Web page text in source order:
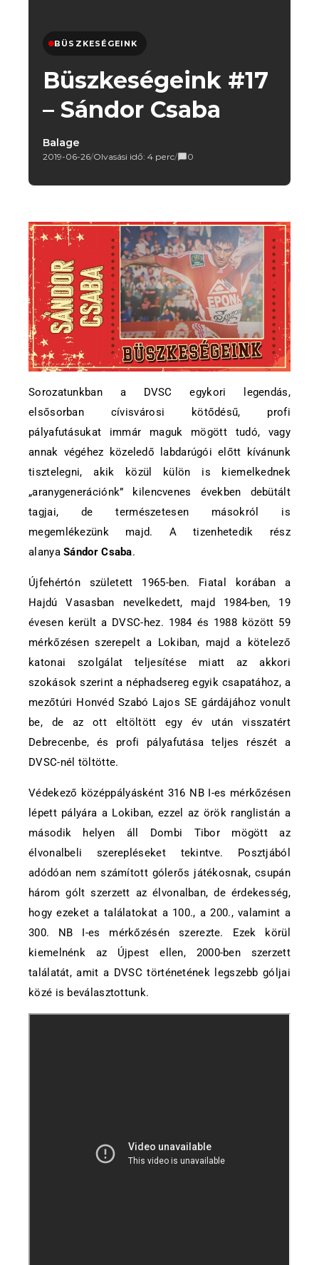
BÜSZKESÉGEINK
Büszkeségeink #17
– Sándor Csaba
Balage
2019-06-26/Olvasási idő: 4 perc/ 0
Sorozatunkban a DVSC egykori legendás,
elsősorban cívisvárosi kötődésű, profi
pályafutásukat immár maguk mögött tudó, vagy
annak végéhez közeledő labdarúgói előtt kívánunk
tisztelegni, akik közül külön is kiemelkednek
„aranygenerációnk” kilencvenes években debütált
tagjai, de természetesen másokról is
megemlékezünk majd. A tizenhetedik rész
alanyaSándor Csaba.
Újfehértón született 1965-ben. Fiatal korában a
Hajdú Vasasban nevelkedett, majd 1984-ben, 19
évesen került a DVSC-hez. 1984 és 1988 között 59
mérkőzésen szerepelt a Lokiban, majd a kötelező
katonai szolgálat teljesítése miatt az akkori
szokások szerint a néphadsereg egyik csapatához, a
mezőtúri Honvéd Szabó Lajos SE gárdájához vonult
be, de az ott eltöltött egy év után visszatért
Debrecenbe, és profi pályafutása teljes részét a
DVSC-nél töltötte.
Védekező középpályásként 316 NB I-es mérkőzésen
lépett pályára a Lokiban, ezzel az örök ranglistán a
második helyen áll Dombi Tibor mögött az
élvonalbeli szerepléseket tekintve. Posztjából
adódóan nem számított gólerős játékosnak, csupán
három gólt szerzett az élvonalban, de érdekesség,
hogy ezeket a találatokat a 100., a 200., valamint a
300. NB I-es mérkőzésén szerezte. Ezek körül
kiemelnénk az Újpest ellen, 2000-ben szerzett
találatát, amit a DVSC történetének legszebb góljai
közé is beválasztottunk.